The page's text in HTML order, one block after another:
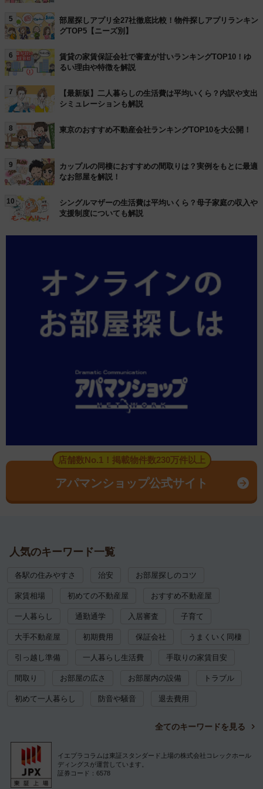
5
部屋探しアプリ全27社徹底比較！物件探しアプリランキン
グTOP5【ニーズ別】
6
賃貸の家賃保証会社で審査が甘いランキングTOP10！ゆ
るい理由や特徴を解説
7
【最新版】二人暮らしの生活費は平均いくら？内訳や支出
シミュレーションも解説
8 東京のおすすめ不動産会社ランキングTOP10を大公開！
9
カップルの同棲におすすめの間取りは？実例をもとに最適
なお部屋を解説！
10
シングルマザーの生活費は平均いくら？母子家庭の収入や
支援制度についても解説
店舗数No.1！掲載物件数230万件以上
アパマンショップ公式サイト
人気のキーワード一覧
各駅の住みやすさ 治安 お部屋探しのコツ
家賃相場 初めての不動産屋 おすすめ不動産屋
一人暮らし 通勤通学 入居審査 子育て
大手不動産屋 初期費用 保証会社 うまくいく同棲
引っ越し準備 一人暮らし生活費 手取りの家賃目安
間取り お部屋の広さ お部屋内の設備 トラブル
初めて一人暮らし 防音や騒音 退去費用
全てのキーワードを見る
イエプラコラムは東証スタンダード上場の株式会社コレックホール
ディングスが運営しています。
証券コード：6578